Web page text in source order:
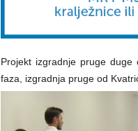
Projekt izgradnje pruge
faza, izgradnja pruge od